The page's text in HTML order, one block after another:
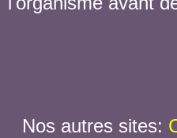
Nos autres sites: